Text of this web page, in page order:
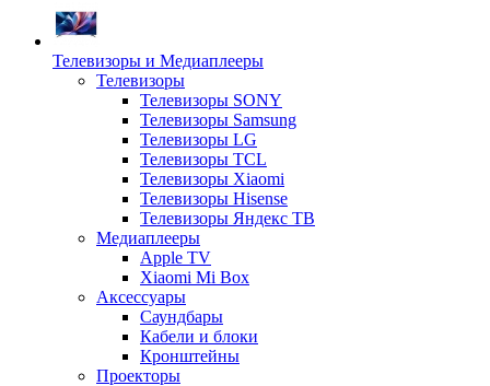
Телевизоры и Медиаплееры
Телевизоры
Телевизоры SONY
Телевизоры Samsung
Телевизоры LG
Телевизоры TCL
Телевизоры Xiaomi
Телевизоры Hisense
Телевизоры Яндекс ТВ
Медиаплееры
Apple TV
Xiaomi Mi Box
Аксессуары
Саундбары
Кабели и блоки
Кронштейны
Проекторы